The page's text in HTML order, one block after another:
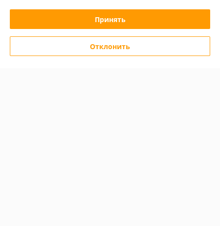
501 отзыва за всё время
01.08.2026
Иввнов
Отлично
Принять
Отклонить